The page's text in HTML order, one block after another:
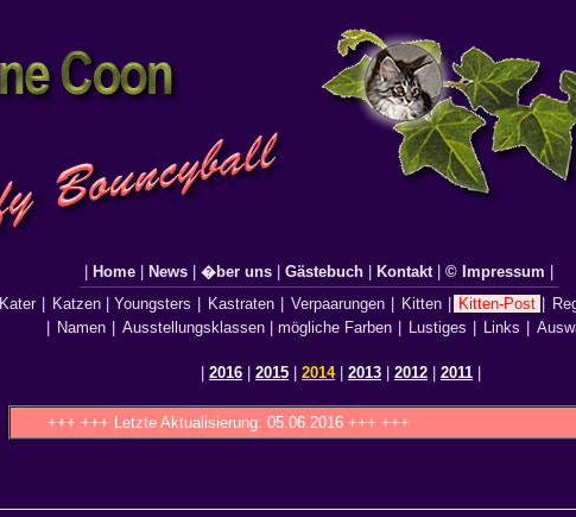
Home News �ber uns Gästebuch Kontakt © Impressum
Kater Katzen Youngsters Kastraten Verpaarungen Kitten Kitten-Post
Namen Ausstellungsklassen mögliche Farben Lustiges Links
2016 2015 2014 2013 2012 2011
+++ +++ Letzte Aktualisierung:05.06.2016+++ +++